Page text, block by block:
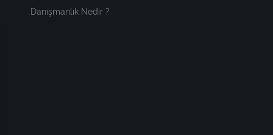
Danışmanlık Nedir ?